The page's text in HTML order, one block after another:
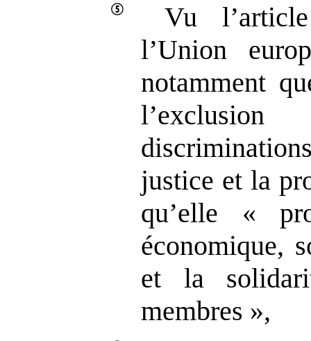
Vu
l’Union
notamment
justice et la
qu’elle «
économique,
et la
membres »,